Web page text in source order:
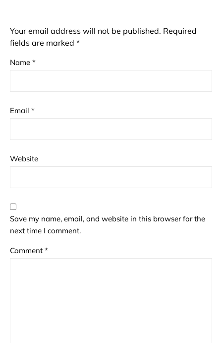
Your email address will not be published. Required
fields are marked *
Name *
Email *
Website
Save my name, email, and website in this browser for the
next time I comment.
Comment *